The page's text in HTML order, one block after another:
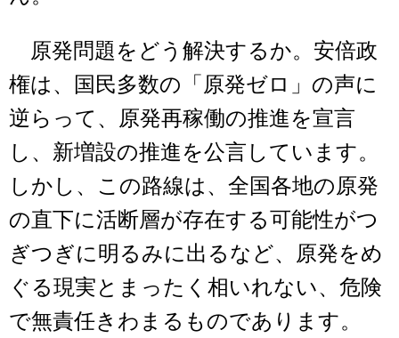
原発問題をどう解決するか。安倍政
権は、国民多数の「原発ゼロ」の声に
逆らって、原発再稼働の推進を宣言
し、新増設の推進を公言しています。
しかし、この路線は、全国各地の原発
の直下に活断層が存在する可能性がつ
ぎつぎに明るみに出るなど、原発をめ
ぐる現実とまったく相いれない、危険
で無責任きわまるものであります。